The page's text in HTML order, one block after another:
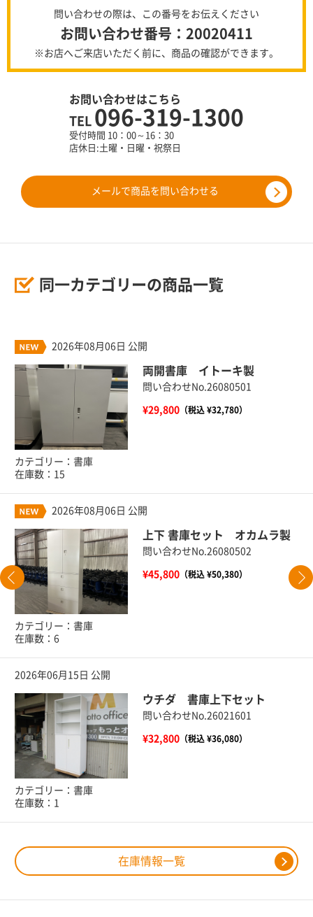
問い合わせの際は、この番号をお伝えください
お問い合わせ番号：20020411
※お店へご来店いただく前に、商品の確認ができます。
お問い合わせはこちら
TEL 096-319-1300
受付時間 10：00～16：30
店休日:土曜・日曜・祝祭日
メールで商品を問い合わせる
同一カテゴリーの商品一覧
在庫情報一覧
2026年08月06日 公開
両開書庫 イトーキ製
問い合わせNo.26080501
¥29,800（税込 ¥32,780）
カテゴリー：書庫
在庫数：15
2026年08月06日 公開
上下 書庫セット オカムラ製
問い合わせNo.26080502
¥45,800（税込 ¥50,380）
カテゴリー：書庫
在庫数：6
2026年06月15日 公開
ウチダ 書庫上下セット
問い合わせNo.26021601
¥32,800（税込 ¥36,080）
カテゴリー：書庫
在庫数：1